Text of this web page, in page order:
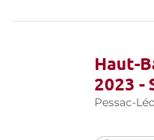
Haut-
2023 -
Pessac-